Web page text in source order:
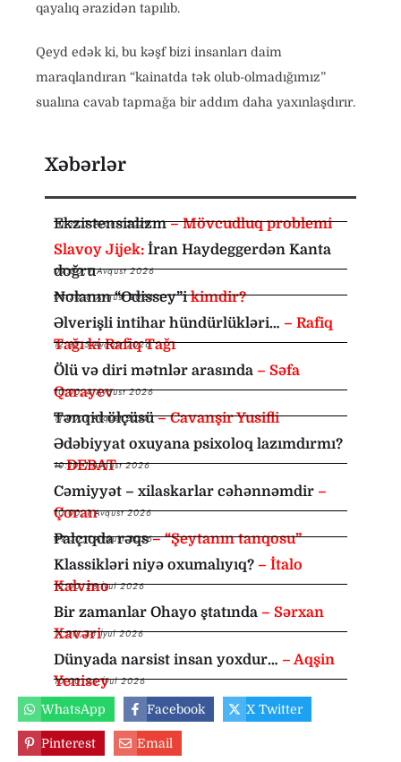
qayalıq ərazidən tapılıb.
Qeyd edək ki, bu kəşf bizi insanları daim
maraqlandıran “kainatda tək olub-olmadığımız”
sualına cavab tapmağa bir addım daha yaxınlaşdırır.
Xəbərlər
Ekzistensializm– Mövcudluq problemi
10:35,7 Avqust 2026
Slavoy Jijek: İran Haydeggerdən Kanta
doğru
09:00,7 Avqust 2026
Nolanın “Odissey”ikimdir?
08:30,6 Avqust 2026
Əlverişli intihar hündürlükləri… – Rafiq
Tağı ki Rafiq Tağı
12:35,5 Avqust 2026
Ölü və diri mətnlər arasında – Səfa
Qarayev
10:00,4 Avqust 2026
Tənqid ölçüsü– Cavanşir Yusifli
11:00,1 Avqust 2026
Ədəbiyyat oxuyana psixoloq lazımdırmı?
–DEBAT
10:10,1 Avqust 2026
Cəmiyyət – xilaskarlar cəhənnəmdir –
Çoran
10:00,1 Avqust 2026
Palçıqda rəqs– “Şeytanın tanqosu”
09:30,1 Avqust 2026
Klassikləri niyə oxumalıyıq? – İtalo
Kalvino
12:00,28 İyul 2026
Bir zamanlar Ohayo ştatında – Sərxan
Xavəri
11:00,26 İyul 2026
Dünyada narsist insan yoxdur… – Aqşin
Yenisey
10:00,26 İyul 2026
WhatsApp Facebook X Twitter
Pinterest Email